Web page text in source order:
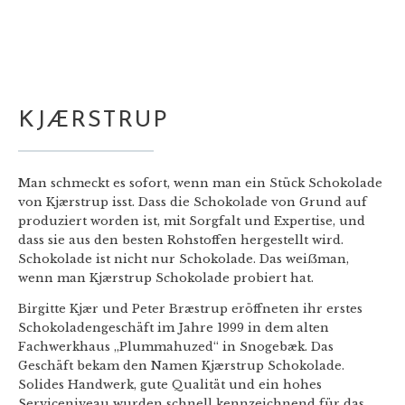
KJÆRSTRUP
Man schmeckt es sofort, wenn man ein Stück Schokolade
von Kjærstrup isst. Dass die Schokolade von Grund auf
produziert worden ist, mit Sorgfalt und Expertise, und
dass sie aus den besten Rohstoffen hergestellt wird.
Schokolade ist nicht nur Schokolade. Das weiẞman,
wenn man Kjærstrup Schokolade probiert hat.
Birgitte Kjær und Peter Bræstrup eröffneten ihr erstes
Schokoladengeschäft im Jahre 1999 in dem alten
Fachwerkhaus „Plummahuzed“ in Snogebæk. Das
Geschäft bekam den Namen Kjærstrup Schokolade.
Solides Handwerk, gute Qualität und ein hohes